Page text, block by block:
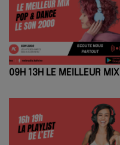
09H 13H LE MEILLEUR MIX